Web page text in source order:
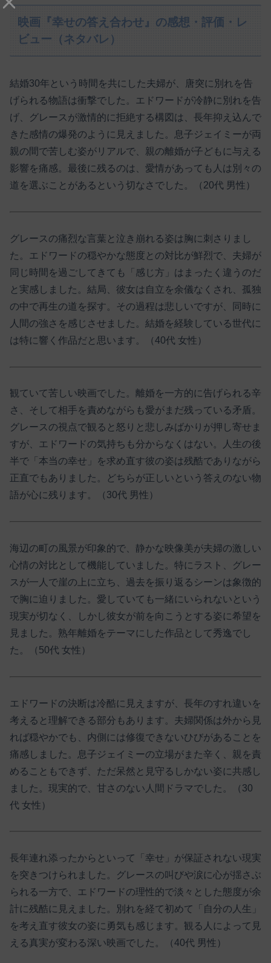
映画『幸せの答え合わせ』の感想・評価・レ
ビュー（ネタバレ）
結婚30年という時間を共にした夫婦が、唐突に別れを告
げられる物語は衝撃でした。エドワードが冷静に別れを告
げ、グレースが激情的に拒絶する構図は、長年抑え込んで
きた感情の爆発のように見えました。息子ジェイミーが両
親の間で苦しむ姿がリアルで、親の離婚が子どもに与える
影響を痛感。最後に残るのは、愛情があっても人は別々の
道を選ぶことがあるという切なさでした。（20代 男性）
グレースの痛烈な言葉と泣き崩れる姿は胸に刺さりまし
た。エドワードの穏やかな態度との対比が鮮烈で、夫婦が
同じ時間を過ごしてきても「感じ方」はまったく違うのだ
と実感しました。結局、彼女は自立を余儀なくされ、孤独
の中で再生の道を探す。その過程は悲しいですが、同時に
人間の強さを感じさせました。結婚を経験している世代に
は特に響く作品だと思います。（40代 女性）
観ていて苦しい映画でした。離婚を一方的に告げられる辛
さ、そして相手を責めながらも愛がまだ残っている矛盾。
グレースの視点で観ると怒りと悲しみばかりが押し寄せま
すが、エドワードの気持ちも分からなくはない。人生の後
半で「本当の幸せ」を求め直す彼の姿は残酷でありながら
正直でもありました。どちらが正しいという答えのない物
語が心に残ります。（30代 男性）
海辺の町の風景が印象的で、静かな映像美が夫婦の激しい
心情の対比として機能していました。特にラスト、グレー
スが一人で崖の上に立ち、過去を振り返るシーンは象徴的
で胸に迫りました。愛していても一緒にいられないという
現実が切なく、しかし彼女が前を向こうとする姿に希望を
見ました。熟年離婚をテーマにした作品として秀逸でし
た。（50代 女性）
エドワードの決断は冷酷に見えますが、長年のすれ違いを
考えると理解できる部分もあります。夫婦関係は外から見
れば穏やかでも、内側には修復できないひびがあることを
痛感しました。息子ジェイミーの立場がまた辛く、親を責
めることもできず、ただ呆然と見守るしかない姿に共感し
ました。現実的で、甘さのない人間ドラマでした。（30
代 女性）
長年連れ添ったからといって「幸せ」が保証されない現実
を突きつけられました。グレースの叫びや涙に心が揺さぶ
られる一方で、エドワードの理性的で淡々とした態度が余
計に残酷に見えました。別れを経て初めて「自分の人生」
を考え直す彼女の姿に勇気も感じます。観る人によって見
える真実が変わる深い映画でした。（40代 男性）